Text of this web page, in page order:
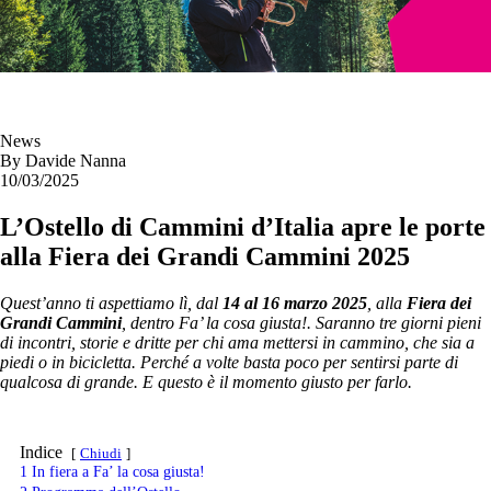
News
By Davide Nanna
10/03/2025
L’Ostello di Cammini d’Italia apre le porte
alla Fiera dei Grandi Cammini 2025
Quest’anno ti aspettiamo lì, dal 14 al 16 marzo 2025 , alla Fiera dei
Grandi Cammini, dentro Fa’ la cosa giusta!. Saranno tre giorni pieni
di incontri, storie e dritte per chi ama mettersi in cammino, che sia a
piedi o in bicicletta. Perché a volte basta poco per sentirsi parte di
qualcosa di grande. E questo è il momento giusto per farlo.
Indice Chiudi
1 In fiera a Fa’ la cosa giusta!